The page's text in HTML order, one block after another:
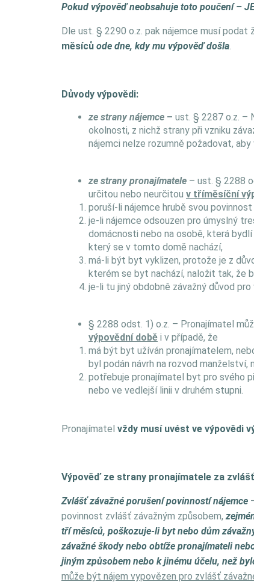
Pokud výpověď neobsahuje toto poučení –
Dle ust. § 2290 o.z. pak nájemce musí podat
měsíců ode dne, kdy mu výpověď došla.
Důvody výpovědi:
ze strany nájemce – ust. § 2287 o.z. –
okolnosti, z nichž strany při vzniku
nájemci nelze rozumně požadovat, aby
ze strany pronajímatele – ust. § 2288
určitou nebo neurčitou v tříměsíční
poruší-li nájemce hrubě svou
je-li nájemce odsouzen pro úmyslný
domácnosti nebo na osobě, která
který se v tomto domě nachází,
má-li být byt vyklizen, protože je z
kterém se byt nachází, naložit tak, že
je-li tu jiný obdobně závažný důvod pro
§ 2288 odst. 1) o.z. – Pronajímatel
výpovědní době i v případě, že
má být byt užíván pronajímatelem,
byl podán návrh na rozvod
potřebuje pronajímatel byt pro svého
nebo ve vedlejší linii v druhém stupni.
Pronajímatel vždy musí uvést ve výpovědi
Výpověď ze strany pronajímatele za
Zvlášť závažné porušení povinností nájemce
povinnost zvlášť závažným způsobem,
tří měsíců, poškozuje-li byt nebo dům
závažné škody nebo obtíže pronajímateli
jiným způsobem nebo k jinému účelu, než
může být nájem vypovězen pro zvlášť